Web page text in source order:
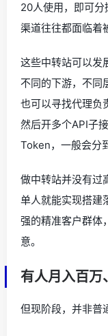
20人使用，即可
渠道往往都面临着
这些中转站可以发
不同的下游，不同
也可以寻找代理负
然后开多个API子
Token，一般会分
做中转站并没有过
单人就能实现搭建
强的精准客户群体
意。
有人月入百万
但现阶段，并非普